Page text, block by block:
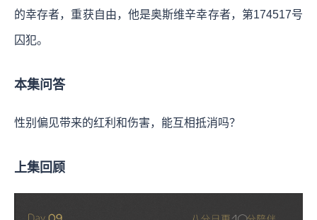
的幸存者，重获自由，他是奥斯维辛幸存者，第174517号
囚犯。
本集问答
性别偏见带来的红利和伤害，能互相抵消吗？
上集回顾